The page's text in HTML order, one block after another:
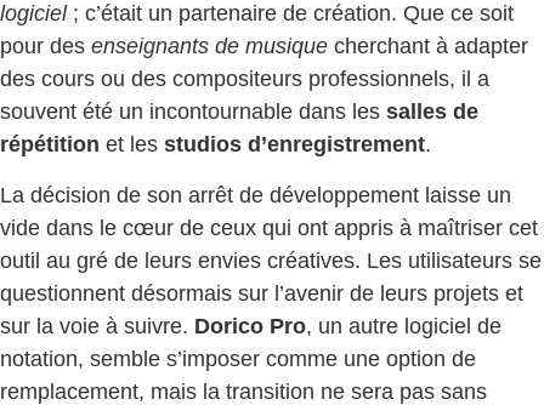
logiciel; c’était un partenaire de création. Que ce soit
pour des enseignants de musique cherchant à adapter
des cours ou des compositeurs professionnels, il a
souvent été un incontournable dans les salles de
répétition et les studios d’enregistrement.
La décision de son arrêt de développement laisse un
vide dans le cœur de ceux qui ont appris à maîtriser cet
outil au gré de leurs envies créatives. Les utilisateurs se
questionnent désormais sur l’avenir de leurs projets et
sur la voie à suivre. Dorico Pro, un autre logiciel de
notation, semble s’imposer comme une option de
remplacement, mais la transition ne sera pas sans